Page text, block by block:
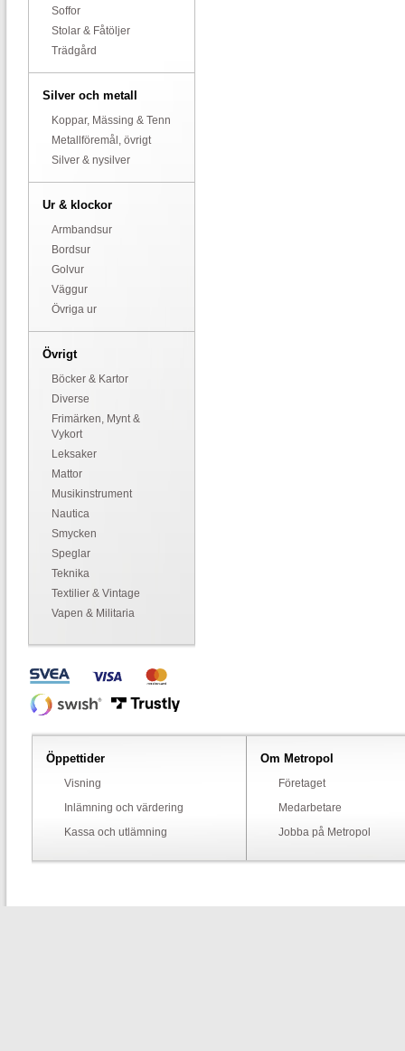
Soffor
Stolar & Fåtöljer
Trädgård
Silver och metall
Koppar, Mässing & Tenn
Metallföremål, övrigt
Silver & nysilver
Ur & klockor
Armbandsur
Bordsur
Golvur
Väggur
Övriga ur
Övrigt
Böcker & Kartor
Diverse
Frimärken, Mynt &
Vykort
Leksaker
Mattor
Musikinstrument
Nautica
Smycken
Speglar
Teknika
Textilier & Vintage
Vapen & Militaria
Öppettider
Visning
Inlämning och värdering
Kassa och utlämning
Om Metropol
Företaget
Medarbetare
Jobba på Metropol